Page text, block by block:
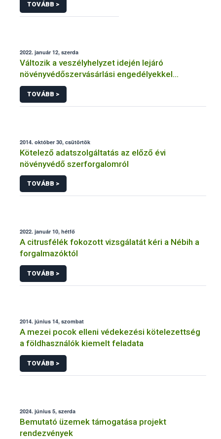
TOVÁBB >
2022. január 12, szerda
Változik a veszélyhelyzet idején lejáró
növényvédőszervásárlási engedélyekkel
kapcsolatos szabályozás
TOVÁBB >
2014. október 30, csütörtök
Kötelező adatszolgáltatás az előző évi
növényvédő szerforgalomról
TOVÁBB >
2022. január 10, hétfő
A citrusfélék fokozott vizsgálatát kéri a Nébih a
forgalmazóktól
TOVÁBB >
2014. június 14, szombat
A mezei pocok elleni védekezési kötelezettség
a földhasználók kiemelt feladata
TOVÁBB >
2024. június 5, szerda
Bemutató üzemek támogatása projekt
rendezvények